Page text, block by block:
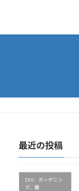
最近の投稿
DIY、ガーデニン
グ、猫